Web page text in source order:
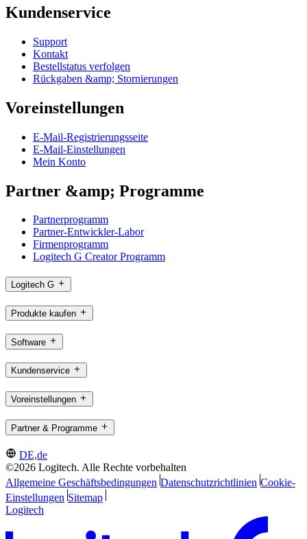
Kundenservice
Support
Kontakt
Bestellstatus verfolgen
Rückgaben &amp; Stornierungen
Voreinstellungen
E-Mail-Registrierungsseite
E-Mail-Einstellungen
Mein Konto
Partner &amp; Programme
Partnerprogramm
Partner-Entwickler-Labor
Firmenprogramm
Logitech G Creator Programm
Logitech G
Produkte kaufen
Software
Kundenservice
Voreinstellungen
Partner & Programme
DE,de
©2026 Logitech. Alle Rechte vorbehalten
Allgemeine Geschäftsbedingungen Datenschutzrichtlinien Cookie-
Einstellungen Sitemap
Logitech